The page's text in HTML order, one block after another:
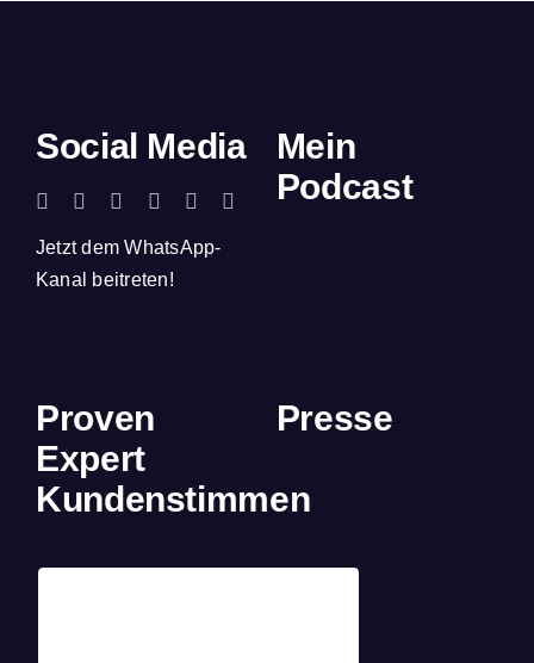
Social Media
Jetzt dem WhatsApp-
Kanal beitreten!
Mein
Podcast
Proven
Expert
Kundenstimmen
Presse